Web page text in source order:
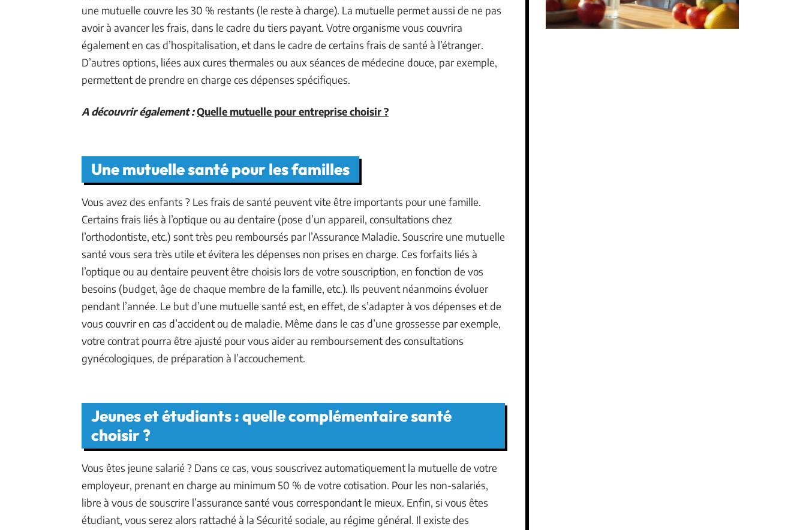
une mutuelle couvre les 30 % restants (le reste à charge). La mutuelle permet aussi de ne pas
avoir à avancer les frais, dans le cadre du tiers payant. Votre organisme vous couvrira
également en cas d’hospitalisation, et dans le cadre de certains frais de santé à l’étranger.
D’autres options, liées aux cures thermales ou aux séances de médecine douce, par exemple,
permettent de prendre en charge ces dépenses spécifiques.
A découvrir également :Quelle mutuelle pour entreprise choisir ?
Une mutuelle santé pour les familles
Vous avez des enfants ? Les frais de santé peuvent vite être importants pour une famille.
Certains frais liés à l’optique ou au dentaire (pose d’un appareil, consultations chez
l’orthodontiste, etc.) sont très peu remboursés par l’Assurance Maladie. Souscrire une mutuelle
santé vous sera très utile et évitera les dépenses non prises en charge. Ces forfaits liés à
l’optique ou au dentaire peuvent être choisis lors de votre souscription, en fonction de vos
besoins (budget, âge de chaque membre de la famille, etc.). Ils peuvent néanmoins évoluer
pendant l’année. Le but d’une mutuelle santé est, en effet, de s’adapter à vos dépenses et de
vous couvrir en cas d’accident ou de maladie. Même dans le cas d’une grossesse par exemple,
votre contrat pourra être ajusté pour vous aider au remboursement des consultations
gynécologiques, de préparation à l’accouchement.
Jeunes et étudiants : quelle complémentaire santé
choisir ?
Vous êtes jeune salarié ? Dans ce cas, vous souscrivez automatiquement la mutuelle de votre
employeur, prenant en charge au minimum 50 % de votre cotisation. Pour les non-salariés,
libre à vous de souscrire l’assurance santé vous correspondant le mieux. Enfin, si vous êtes
étudiant, vous serez alors rattaché à la Sécurité sociale, au régime général. Il existe des